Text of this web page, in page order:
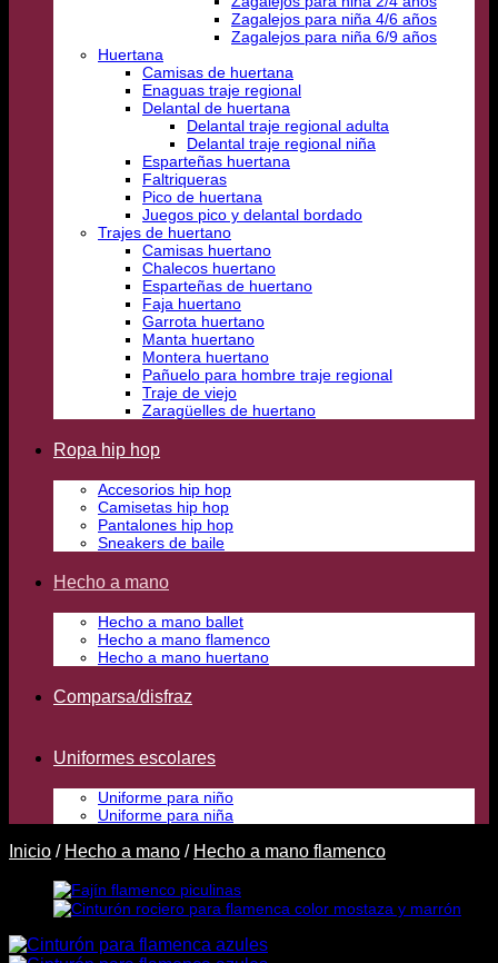
Zagalejos para niña 4/6 años
Zagalejos para niña 6/9 años
Huertana
Camisas de huertana
Enaguas traje regional
Delantal de huertana
Delantal traje regional adulta
Delantal traje regional niña
Esparteñas huertana
Faltriqueras
Pico de huertana
Juegos pico y delantal bordado
Trajes de huertano
Camisas huertano
Chalecos huertano
Esparteñas de huertano
Faja huertano
Garrota huertano
Manta huertano
Montera huertano
Pañuelo para hombre traje regional
Traje de viejo
Zaragüelles de huertano
Ropa hip hop
Accesorios hip hop
Camisetas hip hop
Pantalones hip hop
Sneakers de baile
Hecho a mano
Hecho a mano ballet
Hecho a mano flamenco
Hecho a mano huertano
Comparsa/disfraz
Uniformes escolares
Uniforme para niño
Uniforme para niña
Inicio / Hecho a mano / Hecho a mano flamenco